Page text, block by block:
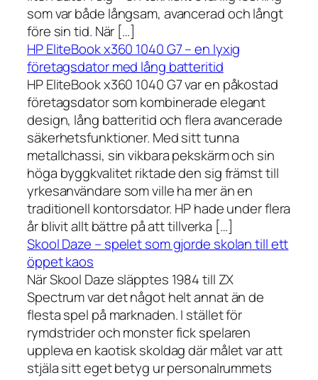
som var både långsam, avancerad och långt
före sin tid. När […]
HP EliteBook x360 1040 G7 – en lyxig
företagsdator med lång batteritid
HP EliteBook x360 1040 G7 var en påkostad
företagsdator som kombinerade elegant
design, lång batteritid och flera avancerade
säkerhetsfunktioner. Med sitt tunna
metallchassi, sin vikbara pekskärm och sin
höga byggkvalitet riktade den sig främst till
yrkesanvändare som ville ha mer än en
traditionell kontorsdator. HP hade under flera
år blivit allt bättre på att tillverka […]
Skool Daze – spelet som gjorde skolan till ett
öppet kaos
När Skool Daze släpptes 1984 till ZX
Spectrum var det något helt annat än de
flesta spel på marknaden. I stället för
rymdstrider och monster fick spelaren
uppleva en kaotisk skoldag där målet var att
stjäla sitt eget betyg ur personalrummets